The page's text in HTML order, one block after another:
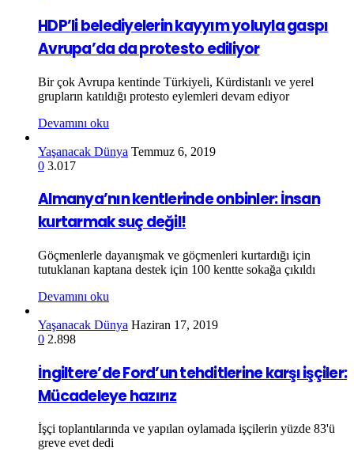
HDP’li belediyelerin kayyım yoluyla gaspı
Avrupa’da da protesto ediliyor
Bir çok Avrupa kentinde Türkiyeli, Kürdistanlı ve yerel
grupların katıldığı protesto eylemleri devam ediyor
Devamını oku
Yaşanacak Dünya Temmuz 6, 2019
0 3.017
Almanya’nın kentlerinde onbinler: İnsan
kurtarmak suç değil!
Göçmenlerle dayanışmak ve göçmenleri kurtardığı için
tutuklanan kaptana destek için 100 kentte sokağa çıkıldı
Devamını oku
Yaşanacak Dünya Haziran 17, 2019
0 2.898
İngiltere’de Ford’un tehditlerine karşı işçiler:
Mücadeleye hazırız
İşçi toplantılarında ve yapılan oylamada işçilerin yüzde 83'ü
greve evet dedi